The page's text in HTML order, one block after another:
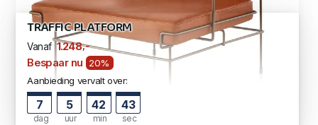
TRAFFIC PLATFORM
Vanaf 1.248,-
Bespaar nu
20%
Aanbieding vervalt over:
7
dag
5
uur
42
min
42
sec